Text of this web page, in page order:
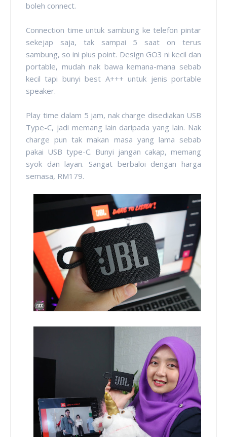
boleh connect.
Connection time untuk sambung ke telefon pintar
sekejap saja, tak sampai 5 saat on terus
sambung, so ini plus point. Design GO3 ni kecil dan
portable, mudah nak bawa kemana-mana sebab
kecil tapi bunyi best A+++ untuk jenis portable
speaker.
Play time dalam 5 jam, nak charge disediakan USB
Type-C, jadi memang lain daripada yang lain. Nak
charge pun tak makan masa yang lama sebab
pakai USB type-C. Bunyi jangan cakap, memang
syok dan layan. Sangat berbaloi dengan harga
semasa, RM179.